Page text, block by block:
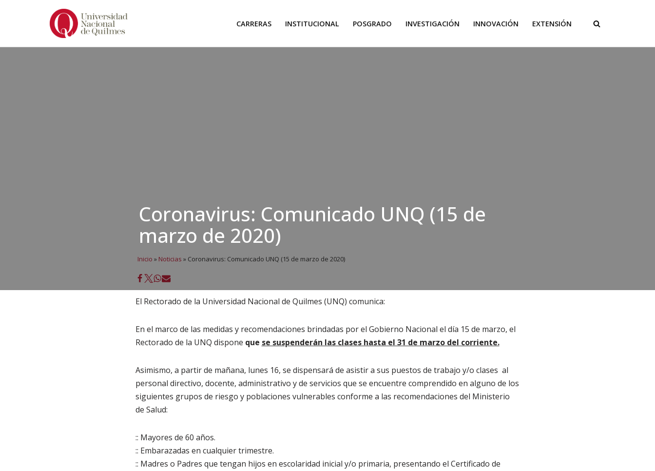
CARRERAS INSTITUCIONAL POSGRADO INVESTIGACIÓN INNOVACIÓN EXTENSIÓN
Coronavirus: Comunicado UNQ (15 de
marzo de 2020)
Inicio » Noticias » Coronavirus: Comunicado UNQ (15 de marzo de 2020)
El Rectorado de la Universidad Nacional de Quilmes (UNQ) comunica:
En el marco de las medidas y recomendaciones brindadas por el Gobierno Nacional el día 15 de marzo, el
Rectorado de la UNQ dispone que se suspenderán las clases hasta el 31 de marzo del corriente.
Asimismo, a partir de mañana, lunes 16, se dispensará de asistir a sus puestos de trabajo y/o clases al
personal directivo, docente, administrativo y de servicios que se encuentre comprendido en alguno de los
siguientes grupos de riesgo y poblaciones vulnerables conforme a las recomendaciones del Ministerio
de Salud:
:: Mayores de 60 años.
:: Embarazadas en cualquier trimestre.
:: Madres o Padres que tengan hijos en escolaridad inicial y/o primaria, presentando el Certificado de